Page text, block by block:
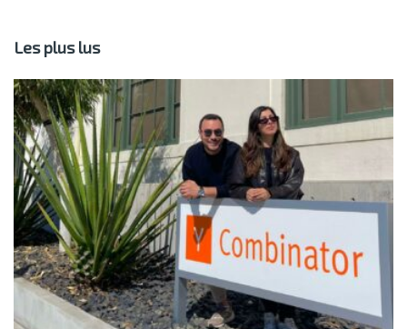
Les plus lus